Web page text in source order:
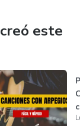
este